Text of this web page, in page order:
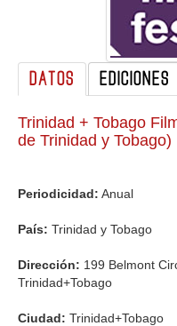
DATOS EDICIONES
Trinidad + Tobago
de Trinidad y Tobago)
Periodicidad: Anual
País: Trinidad y Tobago
Dirección: 199 Belmont
Trinidad+Tobago
Ciudad: Trinidad+Tobago